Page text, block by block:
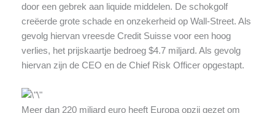
door een gebrek aan liquide middelen. De schokgolf
creëerde grote schade en onzekerheid op Wall-Street. Als
gevolg hiervan vreesde Credit Suisse voor een hoog
verlies, het prijskaartje bedroeg $4.7 miljard. Als gevolg
hiervan zijn de CEO en de Chief Risk Officer opgestapt.
Meer dan 220 miljard euro heeft Europa opzij gezet om